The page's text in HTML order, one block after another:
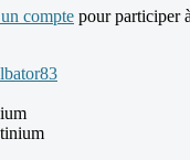
compte pour participer